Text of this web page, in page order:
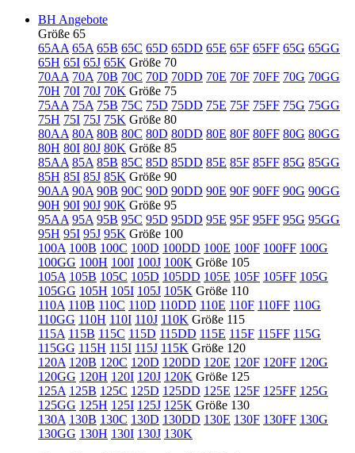
BH Angebote
Größe 65
65AA 65A 65B 65C 65D 65DD 65E 65F 65FF 65G 65GG
65H 65I 65J 65K Größe 70
70AA 70A 70B 70C 70D 70DD 70E 70F 70FF 70G 70GG
70H 70I 70J 70K Größe 75
75AA 75A 75B 75C 75D 75DD 75E 75F 75FF 75G 75GG
75H 75I 75J 75K Größe 80
80AA 80A 80B 80C 80D 80DD 80E 80F 80FF 80G 80GG
80H 80I 80J 80K Größe 85
85AA 85A 85B 85C 85D 85DD 85E 85F 85FF 85G 85GG
85H 85I 85J 85K Größe 90
90AA 90A 90B 90C 90D 90DD 90E 90F 90FF 90G 90GG
90H 90I 90J 90K Größe 95
95AA 95A 95B 95C 95D 95DD 95E 95F 95FF 95G 95GG
95H 95I 95J 95K Größe 100
100A 100B 100C 100D 100DD 100E 100F 100FF 100G
100GG 100H 100I 100J 100K Größe 105
105A 105B 105C 105D 105DD 105E 105F 105FF 105G
105GG 105H 105I 105J 105K Größe 110
110A 110B 110C 110D 110DD 110E 110F 110FF 110G
110GG 110H 110I 110J 110K Größe 115
115A 115B 115C 115D 115DD 115E 115F 115FF 115G
115GG 115H 115I 115J 115K Größe 120
120A 120B 120C 120D 120DD 120E 120F 120FF 120G
120GG 120H 120I 120J 120K Größe 125
125A 125B 125C 125D 125DD 125E 125F 125FF 125G
125GG 125H 125I 125J 125K Größe 130
130A 130B 130C 130D 130DD 130E 130F 130FF 130G
130GG 130H 130I 130J 130K